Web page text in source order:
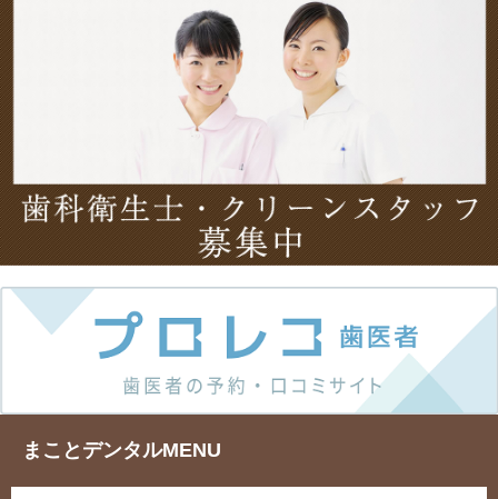
まことデンタルMENU